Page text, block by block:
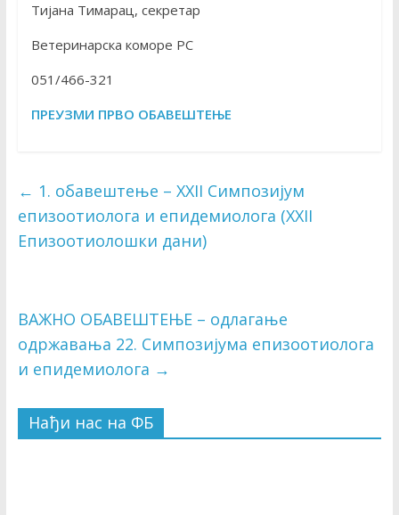
Тијана Тимарац, секретар
Ветеринарска коморе РС
051/466-321
ПРЕУЗМИ ПРВО ОБАВЕШТЕЊЕ
← 1. обавештење – XXII Симпозијум
епизоотиолога и епидемиолога (XXII
Епизоотиолошки дани)
ВАЖНО ОБАВЕШТЕЊЕ – одлагање
одржавања 22. Симпозијума епизоотиолога
и епидемиолога →
Нађи нас на ФБ